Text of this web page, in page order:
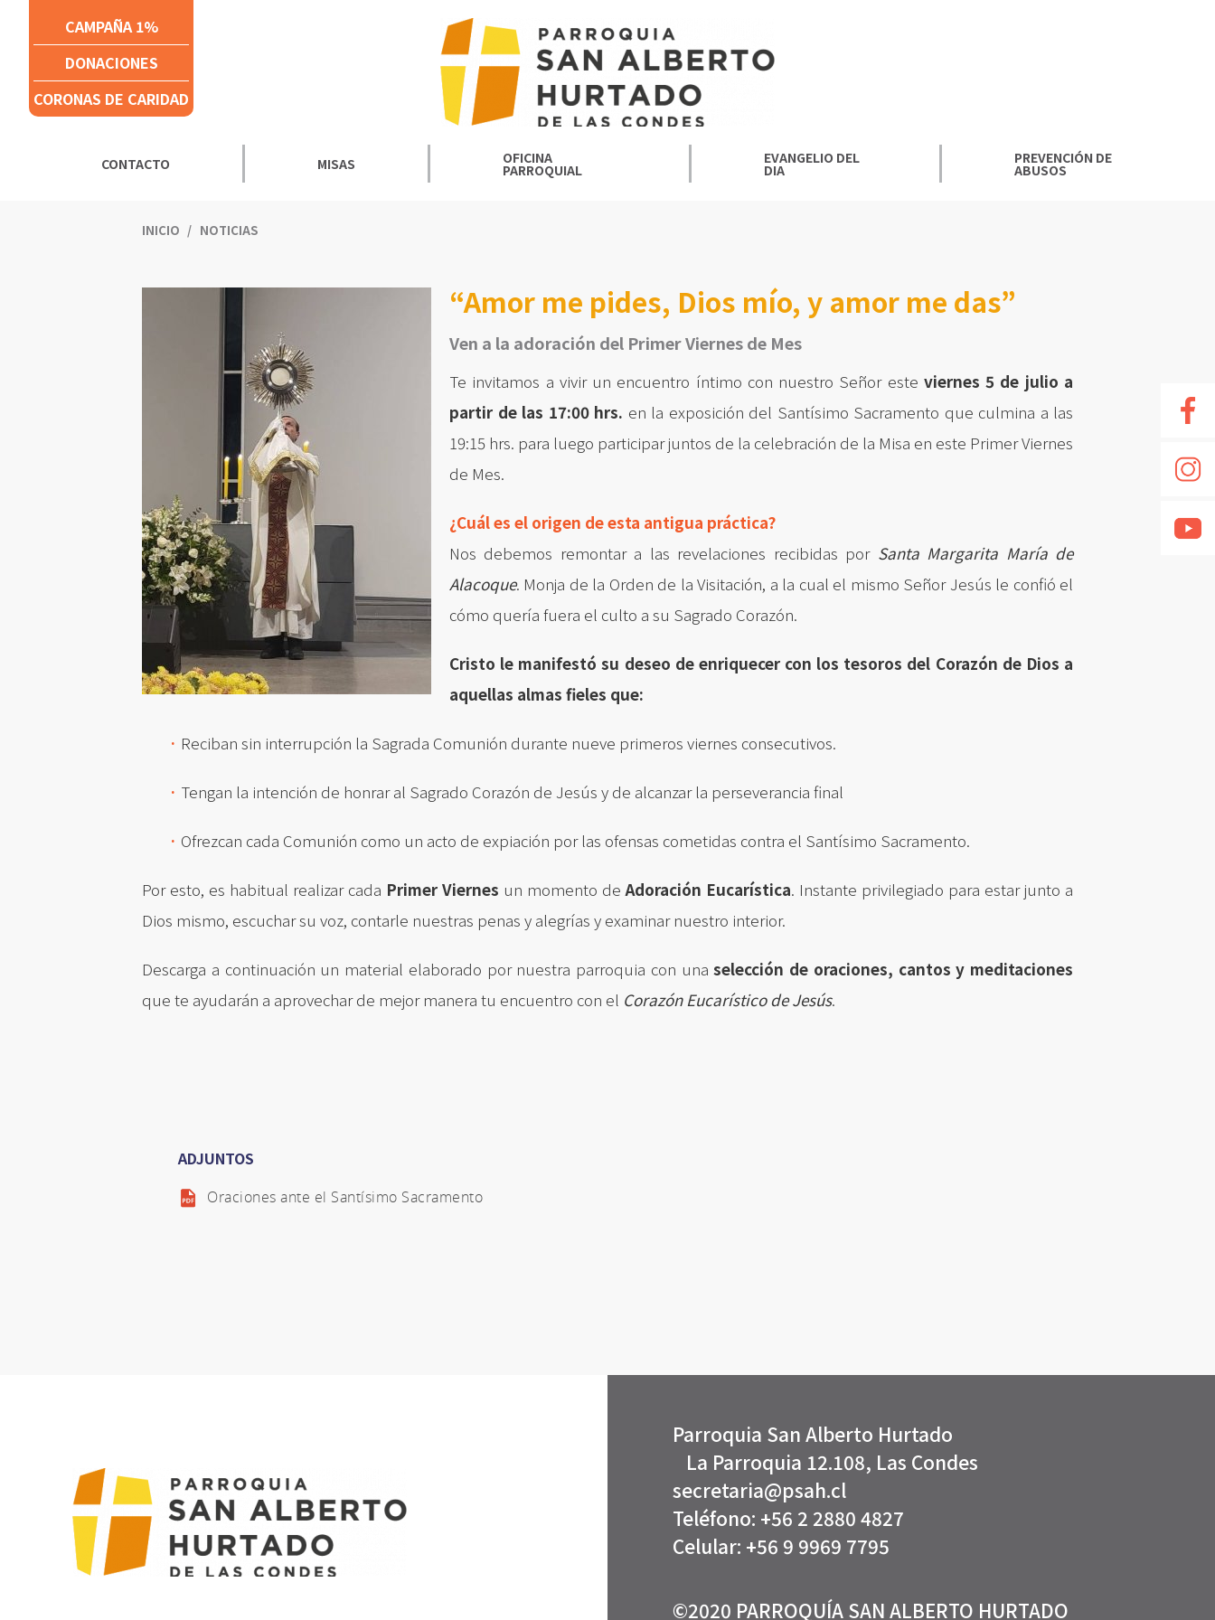
CAMPAÑA 1%
DONACIONES
CORONAS DE CARIDAD
CONTACTO MISAS OFICINA
PARROQUIAL
EVANGELIO DEL
DIA
PREVENCIÓN DE
ABUSOS
INICIO NOTICIAS
“Amor me pides, Dios mío, y amor me das”
Ven a la adoración del Primer Viernes de Mes
Te invitamos a vivir un encuentro íntimo con nuestro Señor este viernes 5 de julio a
partir de las 17:00 hrs. en la exposición del Santísimo Sacramento que culmina a las
19:15 hrs. para luego participar juntos de la celebración de la Misa en este Primer Viernes
de Mes.
¿Cuál es el origen de esta antigua práctica?
Nos debemos remontar a las revelaciones recibidas por Santa Margarita María de
Alacoque. Monja de la Orden de la Visitación, a la cual el mismo Señor Jesús le confió el
cómo quería fuera el culto a su Sagrado Corazón.
Cristo le manifestó su deseo de enriquecer con los tesoros del Corazón de Dios a
aquellas almas fieles que:
· Reciban sin interrupción la Sagrada Comunión durante nueve primeros viernes consecutivos.
· Tengan la intención de honrar al Sagrado Corazón de Jesús y de alcanzar la perseverancia final
· Ofrezcan cada Comunión como un acto de expiación por las ofensas cometidas contra el Santísimo Sacramento.
Por esto, es habitual realizar cada Primer Viernes un momento deAdoración Eucarística. Instante privilegiado para estar junto a
Dios mismo, escuchar su voz, contarle nuestras penas y alegrías y examinar nuestro interior.
Descarga a continuación un material elaborado por nuestra parroquia con unaselección de oraciones, cantos y meditaciones
que te ayudarán a aprovechar de mejor manera tu encuentro con el Corazón Eucarístico de Jesús.
ADJUNTOS
Oraciones ante el Santísimo Sacramento
Parroquia San Alberto Hurtado
La Parroquia 12.108, Las Condes
secretaria@psah.cl
Teléfono: +56 2 2880 4827
Celular: +56 9 9969 7795
©2020 PARROQUÍA SAN ALBERTO HURTADO